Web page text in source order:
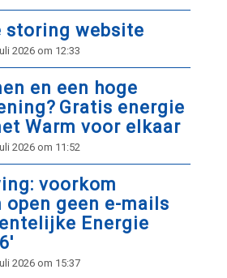
storing website
2026 om 12:33
en een hoge
Gratis energie
Warm voor elkaar
2026 om 11:52
voorkom
open geen e-mails
Energie
2026 om 15:37